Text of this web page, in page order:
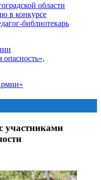
области
в конкурсе
библиотекарь
опасность»,
участниками